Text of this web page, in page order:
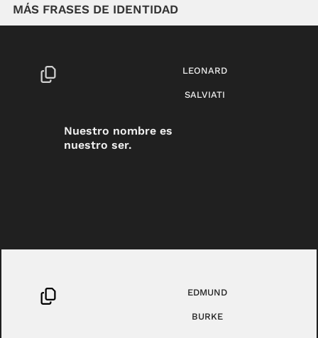
MÁS FRASES DE IDENTIDAD
Nuestro nombre es
nuestro ser.
LEONARD
SALVIATI
EDMUND
BURKE